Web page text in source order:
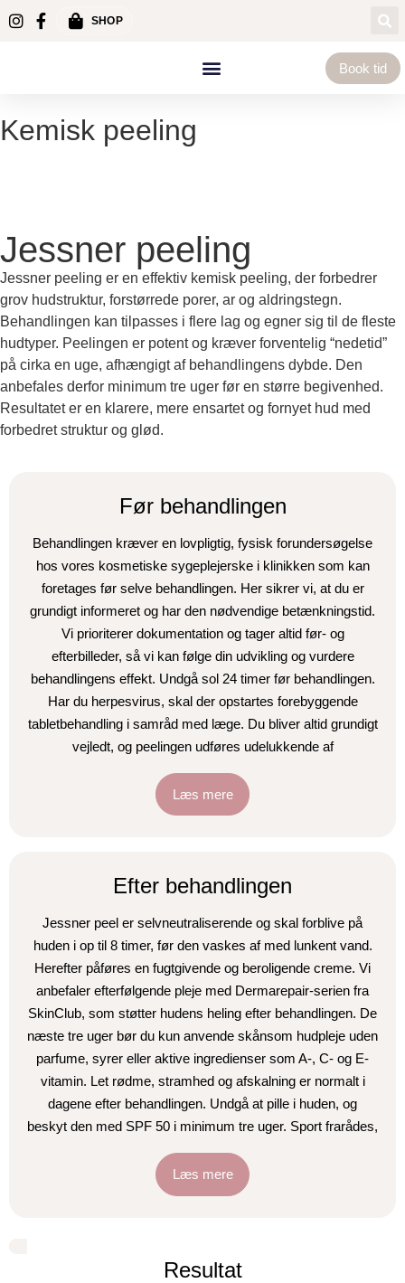
SHOP
Book tid
Kemisk peeling
Jessner peeling
Jessner peeling er en effektiv kemisk peeling, der forbedrer
grov hudstruktur, forstørrede porer, ar og aldringstegn.
Behandlingen kan tilpasses i flere lag og egner sig til de fleste
hudtyper. Peelingen er potent og kræver forventelig “nedetid”
på cirka en uge, afhængigt af behandlingens dybde. Den
anbefales derfor minimum tre uger før en større begivenhed.
Resultatet er en klarere, mere ensartet og fornyet hud med
forbedret struktur og glød.
Før behandlingen
Behandlingen kræver en lovpligtig, fysisk forundersøgelse
hos vores kosmetiske sygeplejerske i klinikken som kan
foretages før selve behandlingen. Her sikrer vi, at du er
grundigt informeret og har den nødvendige betænkningstid.
Vi prioriterer dokumentation og tager altid før- og
efterbilleder, så vi kan følge din udvikling og vurdere
behandlingens effekt. Undgå sol 24 timer før behandlingen.
Har du herpesvirus, skal der opstartes forebyggende
tabletbehandling i samråd med læge. Du bliver altid grundigt
vejledt, og peelingen udføres udelukkende af
Læs mere
Efter behandlingen
Jessner peel er selvneutraliserende og skal forblive på
huden i op til 8 timer, før den vaskes af med lunkent vand.
Herefter påføres en fugtgivende og beroligende creme. Vi
anbefaler efterfølgende pleje med Dermarepair-serien fra
SkinClub, som støtter hudens heling efter behandlingen. De
næste tre uger bør du kun anvende skånsom hudpleje uden
parfume, syrer eller aktive ingredienser som A-, C- og E-
vitamin. Let rødme, stramhed og afskalning er normalt i
dagene efter behandlingen. Undgå at pille i huden, og
beskyt den med SPF 50 i minimum tre uger. Sport frarådes,
og svømmehal bør undgås i 14 dage. Du bliver naturligvis
vejledt grundigt i hele efterforløbet.
Læs mere
Resultat